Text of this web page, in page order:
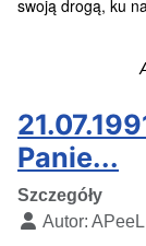
swoją drogą, ku
Panie...
Szczegóły
Autor: APeeL